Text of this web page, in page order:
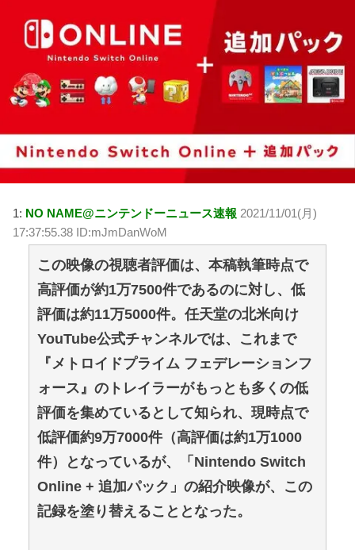
1: NO NAME@ニンテンドーニュース速報 2021/11/01(月)
17:37:55.38 ID:mJmDanWoM
この映像の視聴者評価は、本稿執筆時点で
高評価が約1万7500件であるのに対し、低
評価は約11万5000件。任天堂の北米向け
YouTube公式チャンネルでは、これまで
『メトロイドプライム フェデレーションフ
ォース』のトレイラーがもっとも多くの低
評価を集めているとして知られ、現時点で
低評価約9万7000件（高評価は約1万1000
件）となっているが、「Nintendo Switch
Online + 追加パック」の紹介映像が、この
記録を塗り替えることとなった。